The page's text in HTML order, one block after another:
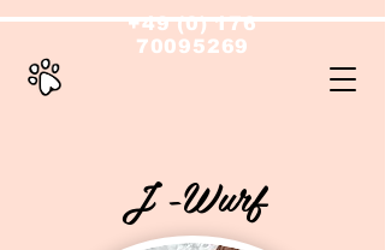
+49 (0) 176
70095269
J -Wurf